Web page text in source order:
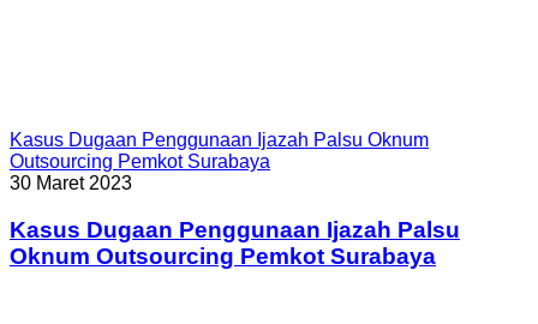
Kasus Dugaan Penggunaan Ijazah Palsu Oknum
Outsourcing Pemkot Surabaya
30 Maret 2023
Kasus Dugaan Penggunaan Ijazah Palsu
Oknum Outsourcing Pemkot Surabaya